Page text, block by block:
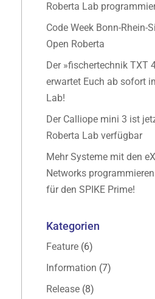
Roberta Lab
Code Week Bonn-Rhein-
Open Roberta
Der »fischertechnik TXT
erwartet Euch ab sofort
Lab!
Der Calliope mini 3 ist
Roberta Lab verfügbar
Mehr Systeme mit den
Networks
für den SPIKE Prime!
Kategorien
Feature(6)
Information (7)
Release(8)